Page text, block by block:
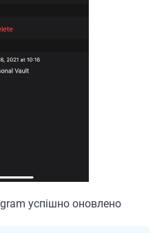
успішно оновлено